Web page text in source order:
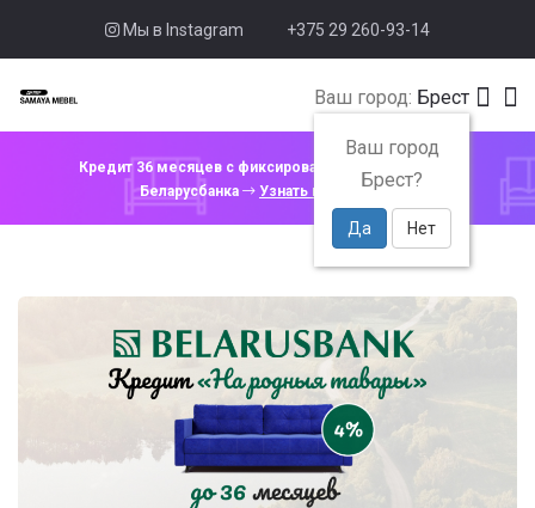
Мы в Instagram +375 29 260-93-14
Ваш город: Брест
Ваш город
Брест?
Да Нет
Кредит 36 месяцев с фиксированной ставкой 4% от
Беларусбанка
Узнать подробнее